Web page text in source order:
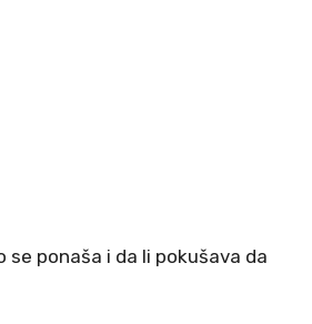
ponaša i da li pokušava da